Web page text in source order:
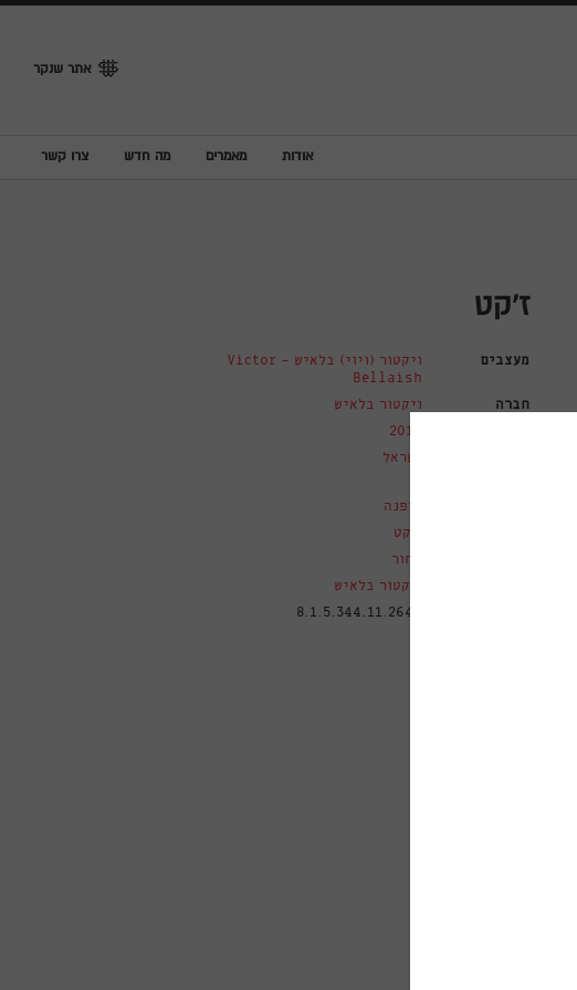
אתר שנקר
אודות מאמרים מה חדש צרו קשר
ז'קט
מעצבים
ויקטור (ויוי) בלאיש - Victor
Bellaish
חברה
ויקטור בלאיש
2019
ישראל
אופנה
ז'קט
שחור
ויקטור בלאיש
8.1.5.344.11.2649